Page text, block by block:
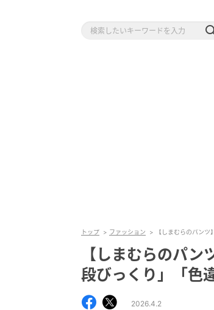
トップ ファッション 【しまむらのパン
【しまむらのパ
段びっくり」「色
2026.4.2